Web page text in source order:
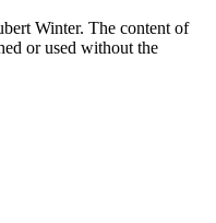
Winter. The content of
or used without the